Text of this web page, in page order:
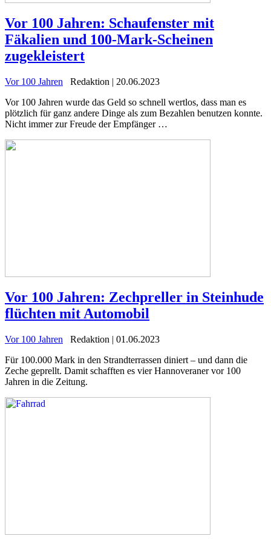
Vor 100 Jahren: Schaufenster mit
Fäkalien und 100-Mark-Scheinen
zugekleistert
Vor 100 Jahren
Redaktion | 20.06.2023
Vor 100 Jahren wurde das Geld so schnell wertlos, dass man es
plötzlich für ganz andere Dinge als zum Bezahlen benutzen konnte.
Nicht immer zur Freude der Empfänger …
Vor 100 Jahren: Zechpreller in Steinhude
flüchten mit Automobil
Vor 100 Jahren
Redaktion | 01.06.2023
Für 100.000 Mark in den Strandterrassen diniert – und dann die
Zeche geprellt. Damit schafften es vier Hannoveraner vor 100
Jahren in die Zeitung.